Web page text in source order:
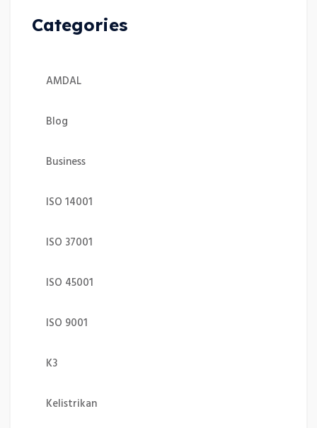
Categories
AMDAL
Blog
Business
ISO 14001
ISO 37001
ISO 45001
ISO 9001
K3
Kelistrikan